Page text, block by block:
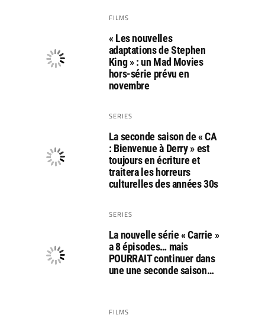
FILMS
« Les nouvelles
adaptations de Stephen
King » : un Mad Movies
hors-série prévu en
novembre
SERIES
La seconde saison de « CA
: Bienvenue à Derry » est
toujours en écriture et
traitera les horreurs
culturelles des années 30s
SERIES
La nouvelle série « Carrie »
a 8 épisodes… mais
POURRAIT continuer dans
une une seconde saison…
FILMS